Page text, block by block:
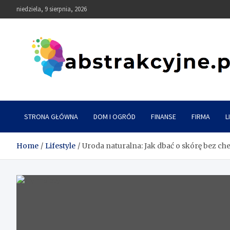
to
niedziela, 9 sierpnia, 2026
Abstrakcyjne
STRONA GŁÓWNA DOM I OGRÓD FINANSE FIRMA
Home Lifestyle Uroda naturalna: Jak dbać o skórę bez